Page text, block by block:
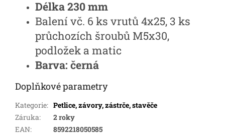
Délka 230 mm
Balení vč. 6 ks vrutů 4x25, 3 ks
průchozích šroubů M5x30,
podložek a matic
Barva: černá
Doplňkové parametry
Kategorie: Petlice, závory, zástrče, stavěče
Záruka:
2 roky
EAN: 8592218050585